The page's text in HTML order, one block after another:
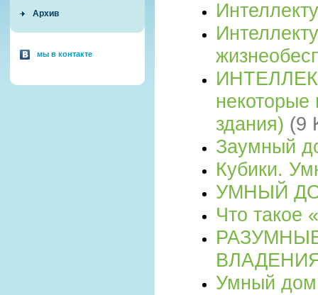
Архив
мы в контакте
некоторые
здания) (9
Заумный
Кубики.
УМНЫЙ
Что такое
Умный